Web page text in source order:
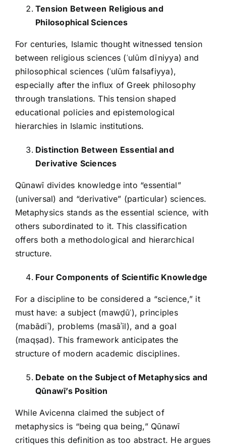
Tension Between Religious and
Philosophical Sciences
For centuries, Islamic thought witnessed tension
between religious sciences (ʿulūm dīniyya) and
philosophical sciences (ʿulūm falsafiyya),
especially after the influx of Greek philosophy
through translations. This tension shaped
educational policies and epistemological
hierarchies in Islamic institutions.
Distinction Between Essential and
Derivative Sciences
Qūnawī divides knowledge into “essential”
(universal) and “derivative” (particular) sciences.
Metaphysics stands as the essential science, with
others subordinated to it. This classification
offers both a methodological and hierarchical
structure.
Four Components of Scientific Knowledge
For a discipline to be considered a “science,” it
must have: a subject (mawḍūʿ), principles
(mabādiʾ), problems (masāʾil), and a goal
(maqṣad). This framework anticipates the
structure of modern academic disciplines.
Debate on the Subject of Metaphysics and
Qūnawī’s Position
While Avicenna claimed the subject of
metaphysics is “being qua being,” Qūnawī
critiques this definition as too abstract. He argues